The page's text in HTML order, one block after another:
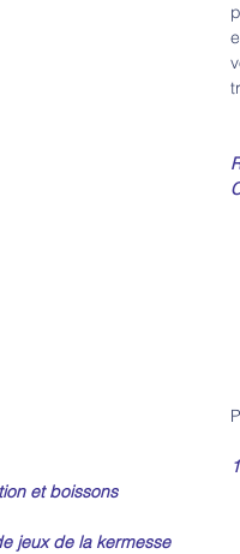
et boissons
jeux de la kermesse